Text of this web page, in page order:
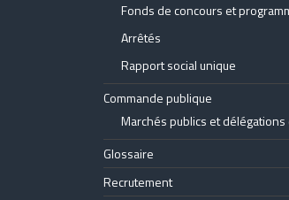
Fonds de concours et
Arrêtés
Rapport social unique
Commande publique
Marchés publics et
Glossaire
Recrutement